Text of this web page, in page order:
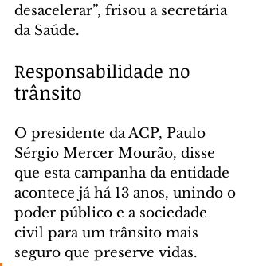
desacelerar”, frisou a secretária
da Saúde.
Responsabilidade no
trânsito
O presidente da ACP, Paulo
Sérgio Mercer Mourão, disse
que esta campanha da entidade
acontece já há 13 anos, unindo o
poder público e a sociedade
civil para um trânsito mais
seguro que preserve vidas.